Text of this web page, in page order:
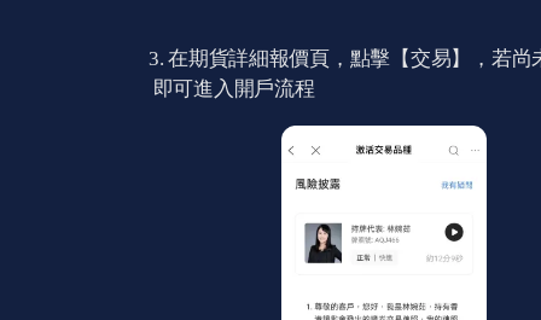
3. 在期貨詳細報價頁，點擊【交易】，若尚未開戶
即可進入開戶流程